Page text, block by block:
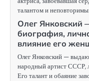
талантом и
Олег Янковский
биография,
влияние его
Олег Янковский —
народный артист СССР,
Его талант и обаяние